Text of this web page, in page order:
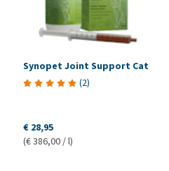
Synopet Joint Support Cat
(2)
€ 28,95
(€ 386,00 / l)